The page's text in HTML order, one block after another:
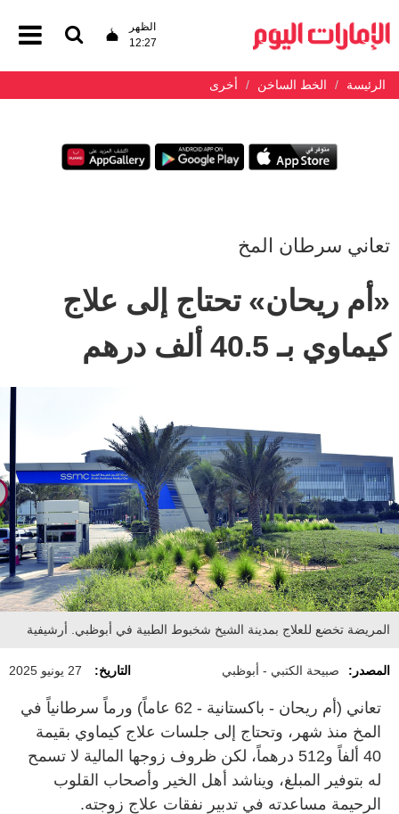
الظهر
12:27
الرئيسة الخط الساخن أخرى
تعاني سرطان المخ
«أم ريحان» تحتاج إلى علاج
كيماوي بـ 40.5 ألف درهم
المريضة تخضع للعلاج بمدينة الشيخ شخبوط الطبية في أبوظبي. أرشيفية
المصدر: صبيحة الكتبي - أبوظبي التاريخ: 27 يونيو 2025
تعاني (أم ريحان - باكستانية - 62 عاماً) ورماً سرطانياً في
المخ منذ شهر، وتحتاج إلى جلسات علاج كيماوي بقيمة
40 ألفاً و512 درهماً، لكن ظروف زوجها المالية لا تسمح
له بتوفير المبلغ، ويناشد أهل الخير وأصحاب القلوب
الرحيمة مساعدته في تدبير نفقات علاج زوجته.